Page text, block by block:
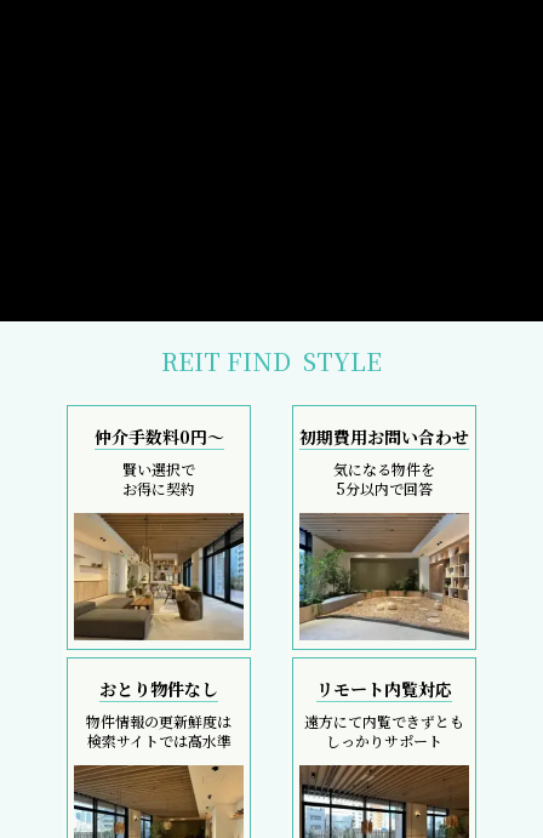
REIT FIND STYLE
仲介手数料0円～
賢い選択で
お得に契約
初期費用お問い合わせ
気になる物件を
5分以内で回答
おとり物件なし
物件情報の更新鮮度は
検索サイトでは高水準
リモート内覧対応
遠方にて内覧できずとも
しっかりサポート